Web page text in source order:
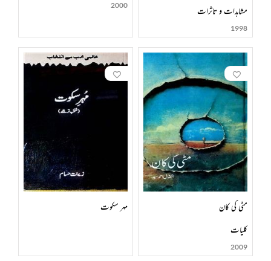
مشاہدات و تاثرات
1998
2000
مٹی کی کان
کلیات
2009
مہر سکوت